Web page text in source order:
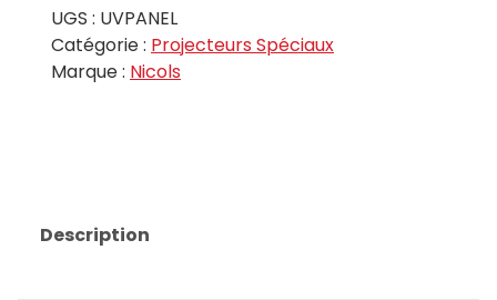
UV
36
LED
363
UGS : UVPANEL
Catégorie : Projecteurs Spéciaux
Marque : Nicols
Description